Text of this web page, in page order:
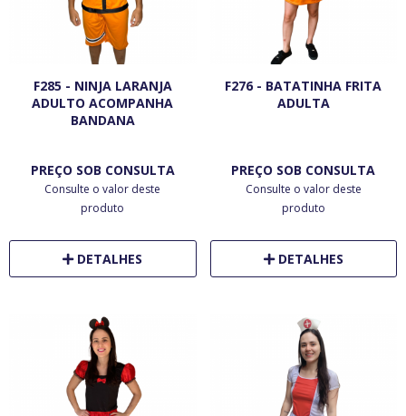
F285 - NINJA LARANJA
ADULTO ACOMPANHA
BANDANA
PREÇO SOB CONSULTA
Consulte o valor deste
produto
DETALHES
F276 - BATATINHA FRITA
ADULTA
PREÇO SOB CONSULTA
Consulte o valor deste
produto
DETALHES